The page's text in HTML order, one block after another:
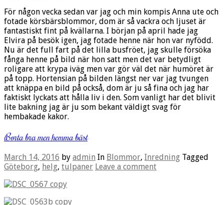
För någon vecka sedan var jag och min kompis Anna ute och
fotade körsbärsblommor, dom är så vackra och ljuset är
fantastiskt fint på kvällarna. I början på april hade jag
Elvira på besök igen, jag fotade henne när hon var nyfödd.
Nu är det full fart på det lilla busfröet, jag skulle försöka
fånga henne på bild när hon satt men det var betydligt
roligare att krypa iväg men var gör väl det när humöret är
på topp. Hortensian på bilden längst ner var jag tvungen
att knäppa en bild på också, dom är ju så fina och jag har
faktiskt lyckats att hålla liv i den. Som vanligt har det blivit
lite bakning jag är ju som bekant väldigt svag för
hembakade kakor.
Borta bra men hemma bäst
March 14, 2016 by admin In Blommor, Inredning Tagged
Göteborg, helg, tulpaner Leave a comment